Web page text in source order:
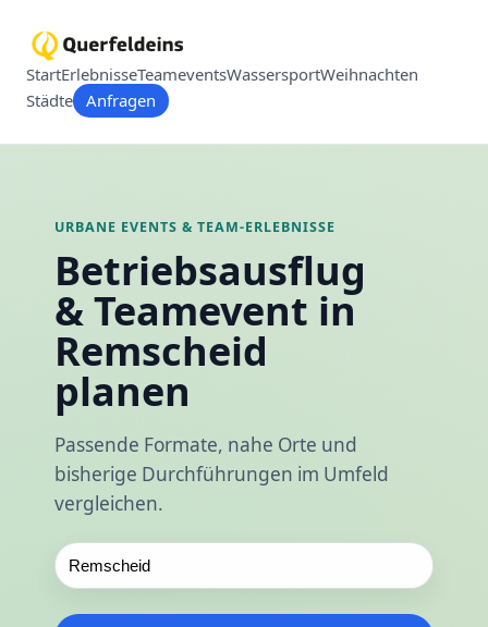
StartErlebnisseTeameventsWassersportWeihnachten
Städte Anfragen
URBANE EVENTS & TEAM-ERLEBNISSE
Betriebsausflug
& Teamevent in
Remscheid
planen
Passende Formate, nahe Orte und
bisherige Durchführungen im Umfeld
vergleichen.